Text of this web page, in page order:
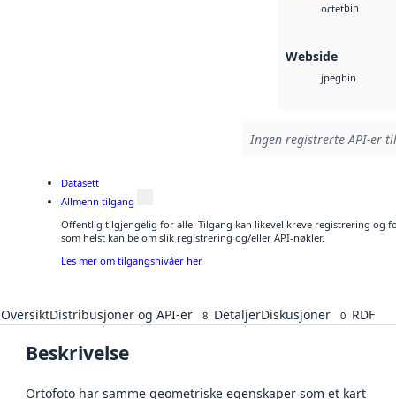
octetbin
Webside
jpegbin
Ingen registrerte API-er
Datasett
Allmenn tilgang
Offentlig tilgjengelig for alle. Tilgang kan likevel kreve registrering og
som helst kan be om slik registrering og/eller API-nøkler.
Les mer om tilgangsnivåer her
OversiktDistribusjoner og API-er 8 DetaljerDiskusjoner 0 RDF
Beskrivelse
Ortofoto har samme geometriske egenskaper som et kart